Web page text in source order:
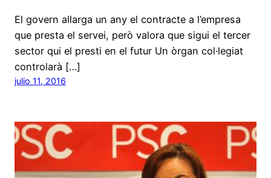
El govern allarga un any el contracte a l’empresa
que presta el servei, però valora que sigui el tercer
sector qui el presti en el futur Un òrgan col·legiat
controlarà […]
julio 11, 2016